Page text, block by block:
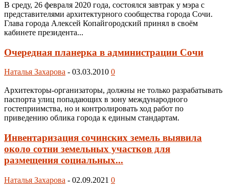
В среду, 26 февраля 2020 года, состоялся завтрак у мэра с
представителями архитектурного сообщества города Сочи.
Глава города Алексей Копайгородский принял в своём
кабинете президента...
Очередная планерка в администрации Сочи
Наталья Захарова - 03.03.2010 0
Архитекторы-организаторы, должны не только разрабатывать
паспорта улиц попадающих в зону международного
гостеприимства, но и контролировать ход работ по
приведению облика города к единым стандартам.
Инвентаризация сочинских земель выявила
около сотни земельных участков для
размещения социальных...
Наталья Захарова - 02.09.2021 0